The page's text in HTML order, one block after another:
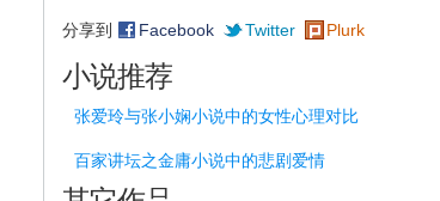
分享到 Facebook Twitter Plurk
小说推荐
张爱玲与张小娴小说中的女性心理对比
百家讲坛之金庸小说中的悲剧爱情